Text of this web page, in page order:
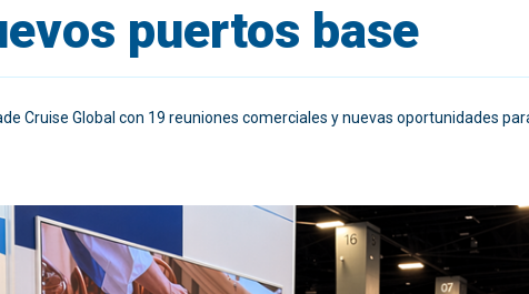
puertos base
Cruise Global con 19 reuniones comerciales y nuevas oportunidades